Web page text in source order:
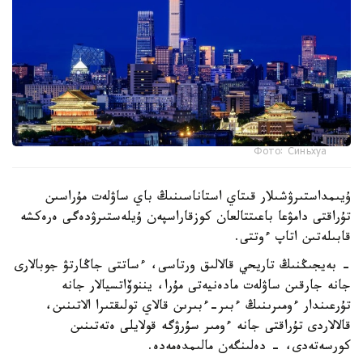
Фото: Синьхуа
ۇيىمداستىرۋشىلار قىتاي استاناسىنىڭ باي ساۋلەت مۇراسىن
تۇراقتى دامۋعا باعىتتالعان كوزقاراسپەن ۇيلەستىرۋدەگى ەرەكشە
قابىلەتىن اتاپ ءوتتى.
- بەيجىڭنىڭ تاريحي قالالىق ورتاسى، ءساتتى جاڭارتۋ جوبالارى
جانە جارقىن ساۋلەت مادەنيەتى مۇرا، يننوۆاتسيالار جانە
تۇرعىندار ءومىرىنىڭ ءبىر-ءبىرىن قالاي تولىقتىرا الاتىنىن،
قالالاردى تۇراقتى جانە ءومىر سۇرۋگە قولايلى ەتەتىنىن
كورسەتەدى، - دەلىنگەن مالىمدەمەدە.